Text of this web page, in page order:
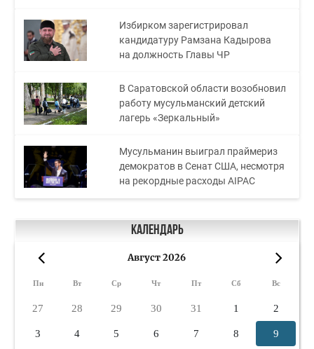
Избирком зарегистрировал
кандидатуру Рамзана Кадырова
на должность Главы ЧР
В Саратовской области возобновил
работу мусульманский детский
лагерь «Зеркальный»
Мусульманин выиграл праймериз
демократов в Сенат США, несмотря
на рекордные расходы AIPAC
Календарь
Август 2026
Пн Вт Ср Чт Пт Сб Вс
27 28 29 30 31 1 2
3 4 5 6 7 8 9